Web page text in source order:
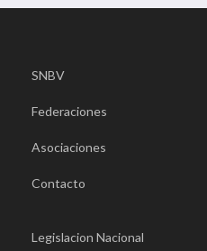
SNBV
Federaciones
Asociaciones
Contacto
Legislacion Nacional